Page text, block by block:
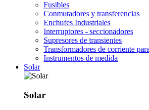
Fusibles
Conmutadores y transferencias
Enchufes Industriales
Interruptores - seccionadores
Supresores de transientes
Transformadores de corriente
Instrumentos de medida
Solar
Solar